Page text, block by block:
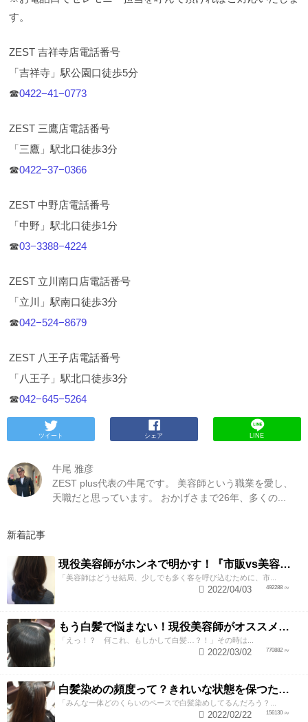
す。
ZEST 吉祥寺店電話番号
「吉祥寺」駅公園口徒歩5分
☎︎0422−41−0773
ZEST 三鷹店電話番号
「三鷹」駅北口徒歩3分
☎︎0422−37−0366
ZEST 中野店電話番号
「中野」駅北口徒歩1分
☎︎03−3388−4224
ZEST 立川南口店電話番号
「立川」駅南口徒歩3分
☎︎042−524−8679
ZEST 八王子店電話番号
「八王子」駅北口徒歩3分
☎︎042−645−5264
ツイート シェア LINE
牛尾 雅彦
ZEST plus代表の牛尾です。 美容師という職業を愛し、
天職だと思っています。 おかげさまで26年、多くの...
新着記事
現役美容師がホンネで明かす！『市販vs美容室』白髪染め3つの違いとは？
「美容師はどうせ結局、少しでも多く客を呼び込むために、市...
492288
2022/04/03
もう白髪で悩まない！現役美容師がオススメする白髪染め5つのポイント
「えっ！？ 何これ、もしかして白髪…？！」その時は...
770882
2022/03/02
白髪染めの頻度って？きれいな状態を保つための染めるペース
「みんな一体どのくらいのペースで白髪染めしてるんだろう？...
156130
2022/02/22